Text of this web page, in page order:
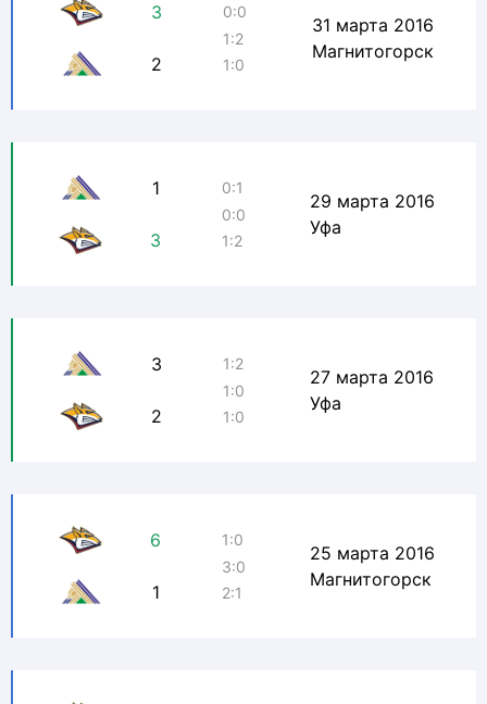
3
2
0:0
1:2
1:0
31 марта 2016
Магнитогорск
1
3
0:1
0:0
1:2
29 марта 2016
Уфа
3
2
1:2
1:0
1:0
27 марта 2016
Уфа
6
1
1:0
3:0
2:1
25 марта 2016
Магнитогорск